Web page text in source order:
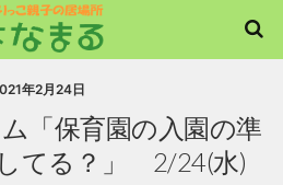
年2月24日
「保育園の入園の準
てる？」 2/24(水)